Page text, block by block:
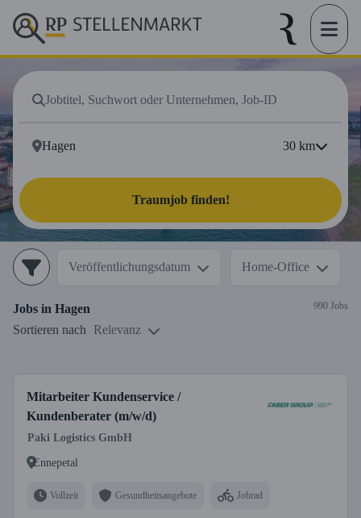
30 km
Traumjob finden!
Veröffentlichungsdatum Home-Office
Jobs in Hagen 990 Jobs
Sortieren nach Relevanz
Mitarbeiter Kundenservice /
Kundenberater (m/w/d)
Paki Logistics GmbH
Ennepetal
Vollzeit Gesundheitsangebote Jobrad